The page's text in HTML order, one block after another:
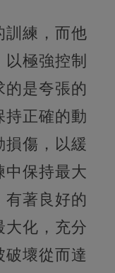
訓練，而他
極強控制
的是夸張的
持正確的動
損傷，以緩
中保持最大
有著良好的
大化，充分
破壞從而達